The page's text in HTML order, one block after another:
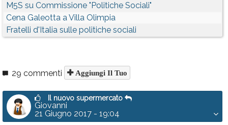
M5S su Commissione "Politiche Sociali"
Cena Galeotta a Villa Olimpia
Fratelli d'Italia sulle politiche sociali
29 commenti Aggiungi Il Tuo
Il nuovo supermercato
Giovanni
21 Giugno 2017 - 19:04